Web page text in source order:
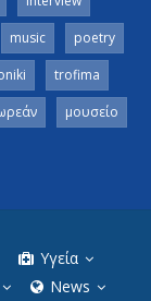
music
poetry
trofima
μουσείο
Υγεία
News